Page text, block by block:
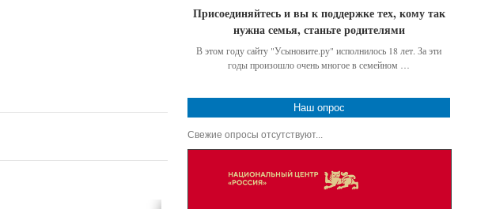
Присоединяйтесь и вы к поддержке тех, кому так
нужна семья, станьте родителями
В этом году сайту "Усыновите.ру" исполнилось 18 лет. За эти
годы произошло очень многое в семейном …
Наш опрос
Свежие опросы отсутствуют...